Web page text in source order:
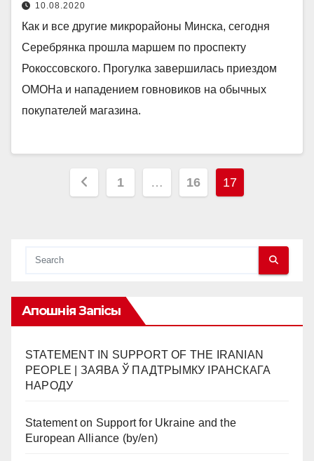
10.08.2020
Как и все другие микрорайоны Минска, сегодня
Серебрянка прошла маршем по проспекту
Рокоссовского. Прогулка завершилась приездом
ОМОНа и нападением говновиков на обычных
покупателей магазина.
Posts
1 … 16 17
Апошнія Запісы
STATEMENT IN SUPPORT OF THE IRANIAN
PEOPLE | ЗАЯВА Ў ПАДТРЫМКУ ІРАНСКАГА
НАРОДУ
Statement on Support for Ukraine and the
European Alliance (by/en)